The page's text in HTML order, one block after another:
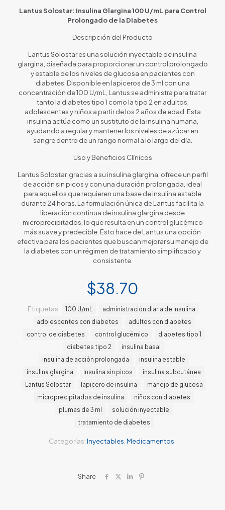
Lantus Solostar: Insulina Glargina 100 U/mL para Control
Prolongado de la Diabetes
Descripción del Producto
Lantus Solostar es una solución inyectable de insulina
glargina, diseñada para proporcionar un control prolongado
y estable de los niveles de glucosa en pacientes con
diabetes. Disponible en lapiceros de 3 ml con una
concentración de 100 U/mL, Lantus se administra para tratar
tanto la diabetes tipo 1 como la tipo 2 en adultos,
adolescentes y niños a partir de los 2 años de edad. Esta
insulina actúa como un sustituto de la insulina humana,
ayudando a regular y mantener los niveles de azúcar en
sangre dentro de un rango normal a lo largo del día.
Uso y Beneficios Clínicos
Lantus Solostar, gracias a su insulina glargina, ofrece un perfil
de acción sin picos y con una duración prolongada, ideal
para aquellos que requieren una base de insulina estable
durante 24 horas. La formulación única de Lantus facilita la
liberación continua de insulina glargina desde
microprecipitados, lo que resulta en un control glucémico
más suave y predecible. Esto hace de Lantus una opción
efectiva para los pacientes que buscan mejorar su manejo de
la diabetes con un régimen de tratamiento simplificado y
consistente.
$38.70
Categorías:Inyectables Medicamentos
Etiquetas: 100 U/mL
administración diaria de insulina
adolescentes con diabetes
adultos con diabetes
control de diabetes
control glucémico
diabetes tipo 1
diabetes tipo 2
insulina basal
insulina de acción prolongada
insulina estable
insulina glargina
insulina sin picos
insulina subcutánea
Lantus Solostar
lapicero de insulina
manejo de glucosa
microprecipitados de insulina
niños con diabetes
plumas de 3 ml
solución inyectable
tratamiento de diabetes
Share